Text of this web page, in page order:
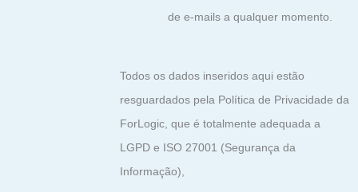
de e-mails a qualquer momento.
Todos os dados inseridos aqui estão
resguardados pela Política de Privacidade da
ForLogic, que é totalmente adequada a
LGPD e ISO 27001 (Segurança da
Informação),